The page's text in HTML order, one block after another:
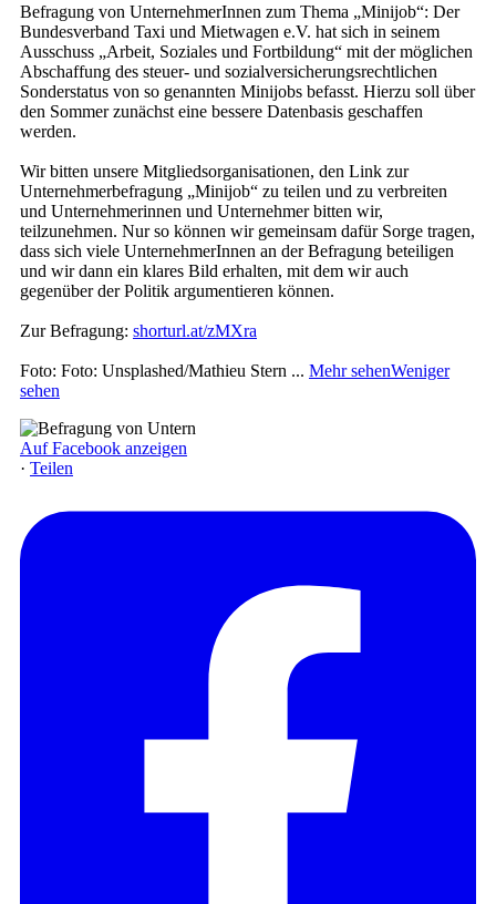
Befragung von UnternehmerInnen zum Thema „Minijob“: Der
Bundesverband Taxi und Mietwagen e.V. hat sich in seinem
Ausschuss „Arbeit, Soziales und Fortbildung“ mit der möglichen
Abschaffung des steuer- und sozialversicherungsrechtlichen
Sonderstatus von so genannten Minijobs befasst. Hierzu soll über
den Sommer zunächst eine bessere Datenbasis geschaffen
werden.
Wir bitten unsere Mitgliedsorganisationen, den Link zur
Unternehmerbefragung „Minijob“ zu teilen und zu verbreiten
und Unternehmerinnen und Unternehmer bitten wir,
teilzunehmen. Nur so können wir gemeinsam dafür Sorge tragen,
dass sich viele UnternehmerInnen an der Befragung beteiligen
und wir dann ein klares Bild erhalten, mit dem wir auch
gegenüber der Politik argumentieren können.
Zur Befragung: shorturl.at/zMXra
Foto: Foto: Unsplashed/Mathieu Stern ... Mehr sehenWeniger
sehen
Auf Facebook anzeigen
· Teilen